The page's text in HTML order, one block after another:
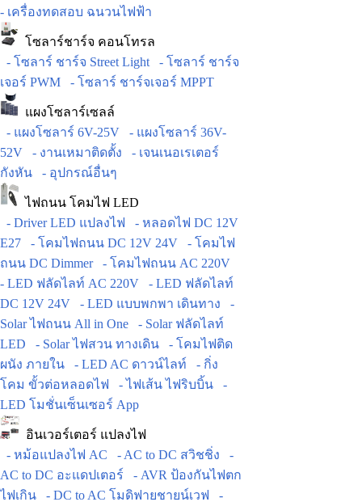
- เครื่องทดสอบ ฉนวนไฟฟ้า
โซลาร์ชาร์จ คอนโทรล
- โซลาร์ ชาร์จ Street Light
- โซลาร์ ชาร์จ
เจอร์ PWM
- โซลาร์ ชาร์จเจอร์ MPPT
แผงโซลาร์เซลล์
- แผงโซลาร์ 6V-25V
- แผงโซลาร์ 36V-
52V
- งานเหมาติดตั้ง
- เจนเนอเรเตอร์
กังหัน
- อุปกรณ์อื่นๆ
ไฟถนน โคมไฟ LED
- Driver LED แปลงไฟ
- หลอดไฟ DC 12V
E27
- โคมไฟถนน DC 12V 24V
- โคมไฟ
ถนน DC Dimmer
- โคมไฟถนน AC 220V
- LED ฟลัดไลท์ AC 220V
- LED ฟลัดไลท์
DC 12V 24V
- LED แบบพกพา เดินทาง
-
Solar ไฟถนน All in One
- Solar ฟลัดไลท์
LED
- Solar ไฟสวน ทางเดิน
- โคมไฟติด
ผนัง ภายใน
- LED AC ดาวน์ไลท์
- กิ่ง
โคม ขั้วต่อหลอดไฟ
- ไฟเส้น ไฟริบบิ้น
-
LED โมชั่นเซ็นเซอร์ App
อินเวอร์เตอร์ แปลงไฟ
- หม้อแปลงไฟ AC
- AC to DC สวิชชิ่ง
-
AC to DC อะแดปเตอร์
- AVR ป้องกันไฟตก
ไฟเกิน
- DC to AC โมดิฟายชายน์เวฟ -